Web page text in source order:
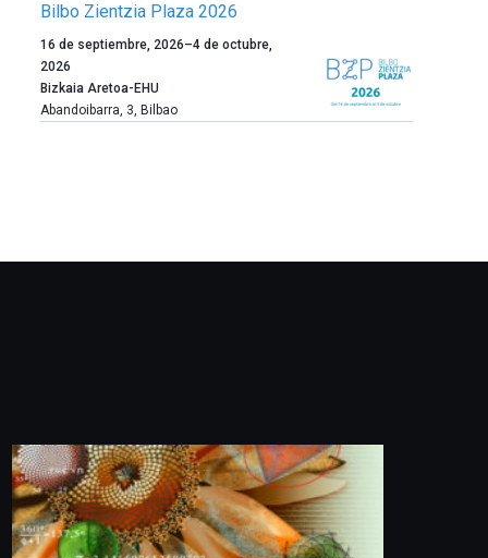
Bilbo Zientzia Plaza 2026
Un
año
más,
Bilbao
la
Plaza
(BZP),
un
festival
que
16 de septiembre, 2026–4 de octubre,
2026
Bizkaia Aretoa-EHU
Abandoibarra, 3, Bilbao